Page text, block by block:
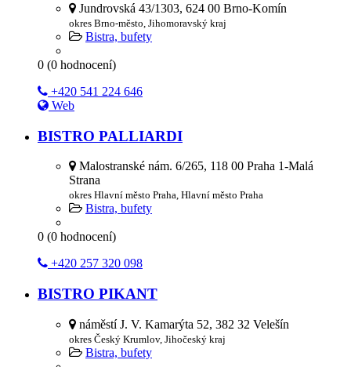
Jundrovská 43/1303, 624 00 Brno-Komín
okres Brno-město, Jihomoravský kraj
Bistra, bufety
0 (0 hodnocení)
+420 541 224 646
Web
BISTRO PALLIARDI
Malostranské nám. 6/265, 118 00 Praha 1-Malá
Strana
okres Hlavní město Praha, Hlavní město Praha
Bistra, bufety
0 (0 hodnocení)
+420 257 320 098
BISTRO PIKANT
náměstí J. V. Kamarýta 52, 382 32 Velešín
okres Český Krumlov, Jihočeský kraj
Bistra, bufety